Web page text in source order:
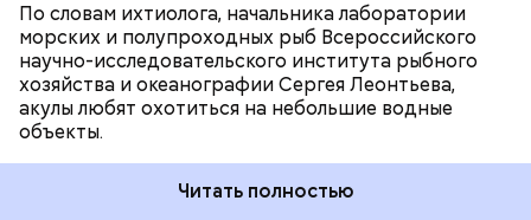
По словам ихтиолога, начальника лаборатории
морских и полупроходных рыб Всероссийского
научно-исследовательского института рыбного
хозяйства и океанографии Сергея Леонтьева,
акулы любят охотиться на небольшие водные
объекты.
Читать полностью
гидом.
— Ко всем этим рейтингам и часам нужно
относиться скептически, ведь все эти оценки
экспертов, заключения, предположения
ангажированы. Такие заявления кому-то выгодны,
— пояснил эксперт.